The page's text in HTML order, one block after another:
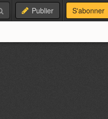
Publier S'abonner